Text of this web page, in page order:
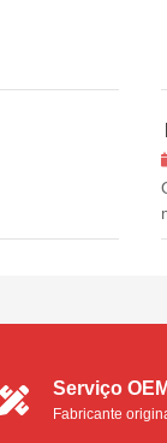
Serviço
Fabricante